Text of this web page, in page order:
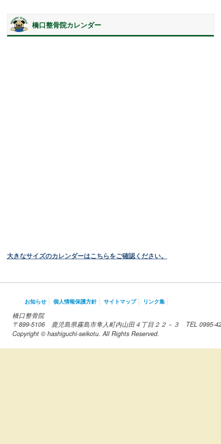
橋口整骨院カレンダー
大きなサイズのカレンダーはこちらをご確認ください。
お知らせ 個人情報保護方針 サイトマップ リンク集
橋口整骨院
〒899-5106 鹿児島県霧島市隼人町内山田４丁目２２－３ TEL 0995-
Copyright © hashiguchi-seikotu. All Rights Reserved.